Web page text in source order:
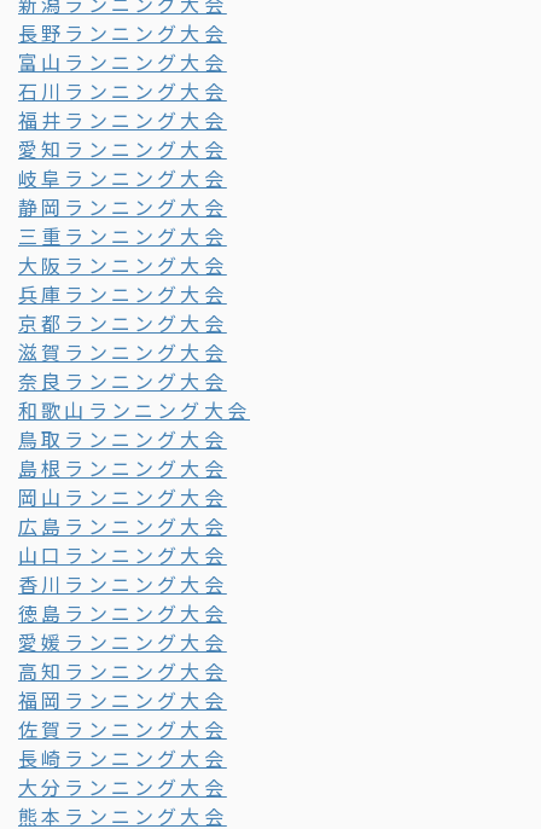
長野ランニング大会
富山ランニング大会
石川ランニング大会
福井ランニング大会
愛知ランニング大会
岐阜ランニング大会
静岡ランニング大会
三重ランニング大会
大阪ランニング大会
兵庫ランニング大会
京都ランニング大会
滋賀ランニング大会
奈良ランニング大会
和歌山ランニング大会
鳥取ランニング大会
島根ランニング大会
岡山ランニング大会
広島ランニング大会
山口ランニング大会
香川ランニング大会
徳島ランニング大会
愛媛ランニング大会
高知ランニング大会
福岡ランニング大会
佐賀ランニング大会
長崎ランニング大会
大分ランニング大会
熊本ランニング大会